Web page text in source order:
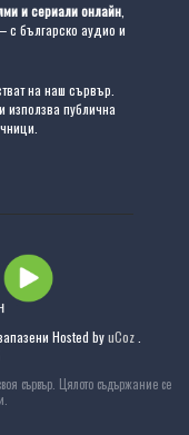
и сериали онлайн,
с българско аудио и
на наш сървър.
публична
Hosted byuCoz
сървър. Цялото съдържание се